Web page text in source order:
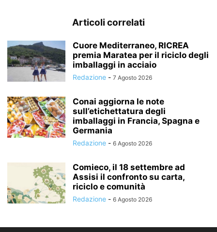
Articoli correlati
Cuore Mediterraneo, RICREA
premia Maratea per il riciclo degli
imballaggi in acciaio
Redazione - 7 Agosto 2026
Conai aggiorna le note
sull’etichettatura degli
imballaggi in Francia, Spagna e
Germania
Redazione - 6 Agosto 2026
Comieco, il 18 settembre ad
Assisi il confronto su carta,
riciclo e comunità
Redazione - 6 Agosto 2026